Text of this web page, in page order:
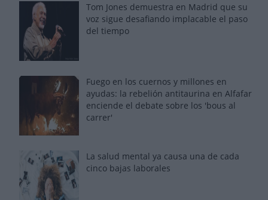
Tom Jones demuestra en Madrid que su
voz sigue desafiando implacable el paso
del tiempo
Fuego en los cuernos y millones en
ayudas: la rebelión antitaurina en Alfafar
enciende el debate sobre los 'bous al
carrer'
La salud mental ya causa una de cada
cinco bajas laborales